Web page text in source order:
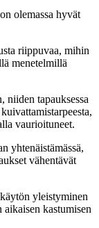
olemassa hyvät
riippuvaa, mihin
menetelmillä
tapauksessa
vaurioituneet.
yhtenäistämässä,
vähentävät
yleistyminen
aikaisen kastumisen